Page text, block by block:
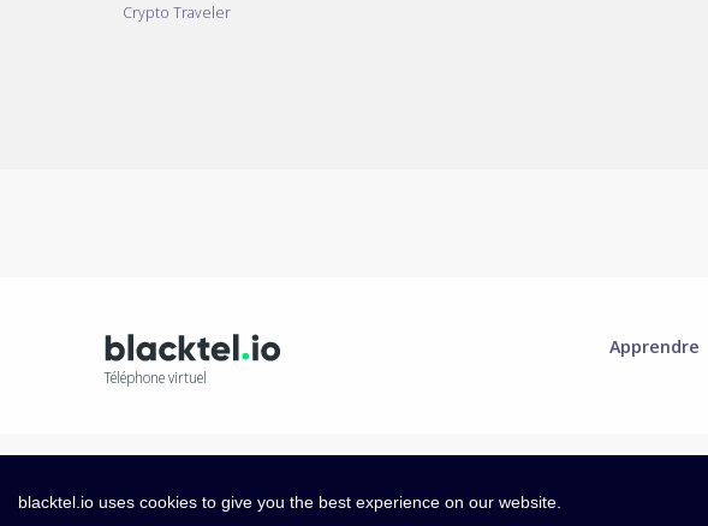
Crypto Traveler
Téléphone virtuel
Apprendre
blacktel.io uses cookies to give you the best experience on our website.